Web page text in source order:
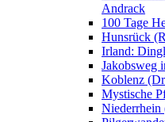
Andrack
100 Tage
Hunsrück
Irland:
Jakobsweg
Koblenz
Mystische
Niederrhein